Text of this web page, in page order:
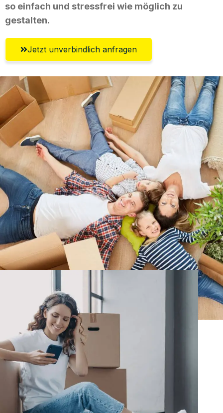
so einfach und stressfrei wie möglich zu
gestalten.
Jetzt unverbindlich anfragen